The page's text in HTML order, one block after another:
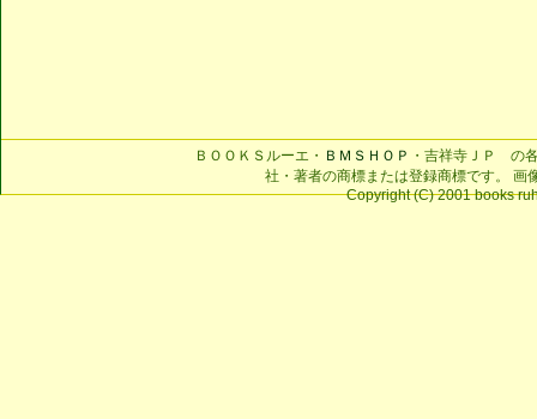
ＢＯＯＫＳルーエ・ ＢＭＳＨＯＰ ・吉祥寺ＪＰ の
社・著者の商標または登録商標です。 画
Copyright (C) 2001 books